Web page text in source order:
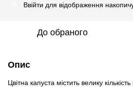
Ввійти для відображення
До обраного
Опис
Цвітна капуста містить велику кількість